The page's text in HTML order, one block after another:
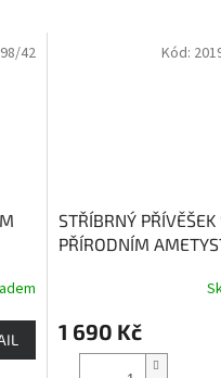
42
STŘÍBRNÝ PŘÍVĚŠEK
PŘÍRODNÍM
magickou sílu, která
1 690 Kč
Kód: